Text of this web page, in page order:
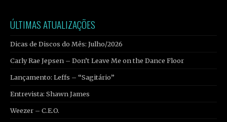
ÚLTIMAS ATUALIZAÇÕES
Dicas de Discos do Mês: Julho/2026
Carly Rae Jepsen – Don’t Leave Me on the Dance Floor
Lançamento: Leffs – “Sagitário”
Entrevista: Shawn James
Weezer – C.E.O.